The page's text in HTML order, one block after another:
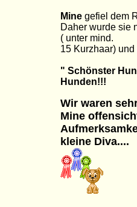
Mine gefiel dem
Daher wurde sie
( unter mind.
15 Kurzhaar)
" Schönster
Hunden!!!
Wir waren
Mine
kleine Diva....